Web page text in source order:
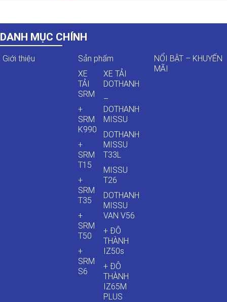
DANH MỤC CHÍNH
Giới thiệu
Sản phẩm
XE
TẢI
SRM
+
SRM
K990
+
SRM
T15
+
SRM
T35
+
SRM
T50
+
SRM
S6
XE TẢI
DOTHANH
–
DOTHANH
MISSU
DOTHANH
MISSU
T33L
MISSU
T26
DOTHANH
MISSU
VAN V56
+ ĐÔ
THÀNH
IZ50s
+ ĐÔ
THÀNH
IZ65M
PLUS
NỔI BẬT – KHUYẾN
MÃI